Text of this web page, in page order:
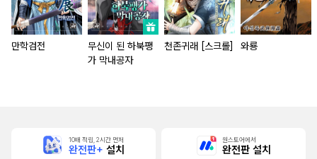
만학검전
무신이 된 하북팽
가 막내공자
천존귀래 [스크롤] 와룡
10배 적립, 2시간 먼저
완전판+ 설치
원스토어에서
완전판 설치